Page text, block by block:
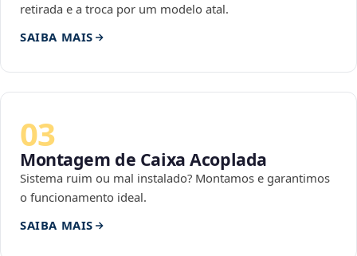
retirada e a troca por um modelo atal.
SAIBA MAIS
03
Montagem de Caixa Acoplada
Sistema ruim ou mal instalado? Montamos e garantimos
o funcionamento ideal.
SAIBA MAIS